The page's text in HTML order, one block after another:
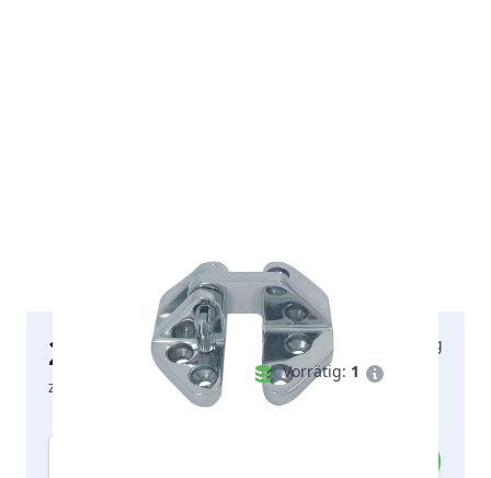
22,27 € inkl. MwSt.
zzgl. Versandkosten
Lieferung am Montag
Vorrätig: 1
Menge